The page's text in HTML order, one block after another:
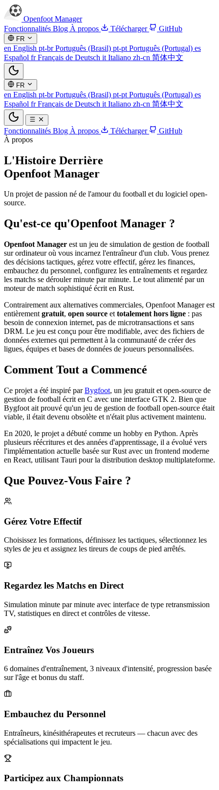
Openfoot Manager
Fonctionnalités Blog À propos Télécharger GitHub
FR
en English pt-brPortuguês (Brasil) pt-pt Português (Portugal) es
Español frFrançais de Deutsch it Italiano zh-cn 简体中文
FR
en English pt-brPortuguês (Brasil) pt-pt Português (Portugal) es
Español frFrançais de Deutsch it Italiano zh-cn 简体中文
Fonctionnalités Blog À propos Télécharger
GitHub
À propos
L'Histoire Derrière
Openfoot Manager
Un projet de passion né de l'amour du football et du logiciel open-
source.
Qu'est-ce qu'Openfoot Manager ?
Openfoot Manager est un jeu de simulation de gestion de football
sur ordinateur où vous incarnez l'entraîneur d'un club. Vous prenez
des décisions tactiques, gérez votre effectif, gérez les finances,
embauchez du personnel, configurez les entraînements et regardez
les matchs se dérouler minute par minute. Le tout alimenté par un
moteur de match sophistiqué écrit en Rust.
Contrairement aux alternatives commerciales, Openfoot Manager est
entièrement gratuit, open source et totalement hors ligne : pas
besoin de connexion internet, pas de microtransactions et sans
DRM. Le jeu est conçu pour être modifiable, avec des fichiers de
données externes qui permettent à la communauté de créer des
ligues, équipes et bases de données de joueurs personnalisées.
Comment Tout a Commencé
Ce projet a été inspiré parBygfoot, un jeu gratuit et open-source de
gestion de football écrit en C avec une interface GTK 2. Bien que
Bygfoot ait prouvé qu'un jeu de gestion de football open-source était
viable, il était devenu obsolète et n'était plus activement maintenu.
En 2020, le projet a débuté comme un hobby en Python. Après
plusieurs réécritures et des années d'apprentissage, il a évolué vers
l'implémentation actuelle basée sur Rust avec un frontend moderne
en React, utilisant Tauri pour la distribution desktop multiplateforme.
Que Pouvez-Vous Faire ?
Gérez Votre Effectif
Choisissez les formations, définissez les tactiques, sélectionnez les
styles de jeu et assignez les tireurs de coups de pied arrêtés.
Regardez les Matchs en Direct
Simulation minute par minute avec interface de type retransmission
TV, statistiques en direct et contrôles de vitesse.
Entraînez Vos Joueurs
6 domaines d'entraînement, 3 niveaux d'intensité, progression basée
sur l'âge et bonus du staff.
Embauchez du Personnel
Entraîneurs, kinésithérapeutes et recruteurs — chacun avec des
spécialisations qui impactent le jeu.
Participez aux Championnats